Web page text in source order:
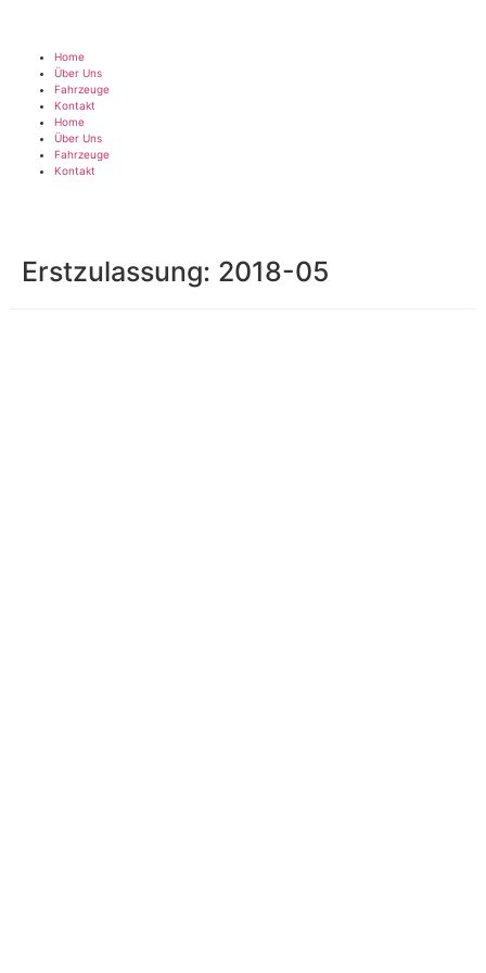
Home
Über Uns
Fahrzeuge
Kontakt
Home
Über Uns
Fahrzeuge
Kontakt
Erstzulassung: 2018-05